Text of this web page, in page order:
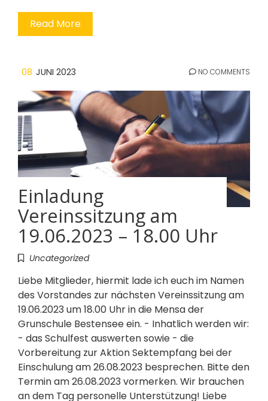
Read More
08 JUNI 2023 NO COMMENTS
Einladung
Vereinssitzung am
19.06.2023 – 18.00 Uhr
Uncategorized
Liebe Mitglieder, hiermit lade ich euch im Namen
des Vorstandes zur nächsten Vereinssitzung am
19.06.2023 um 18.00 Uhr in die Mensa der
Grunschule Bestensee ein. - Inhatlich werden wir:
- das Schulfest auswerten sowie - die
Vorbereitung zur Aktion Sektempfang bei der
Einschulung am 26.08.2023 besprechen. Bitte den
Termin am 26.08.2023 vormerken. Wir brauchen
an dem Tag personelle Unterstützung! Liebe